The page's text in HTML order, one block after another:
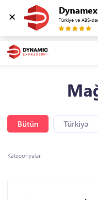
Türkiyə və ABŞ-
Bütün Türkiyə
Kateqoriyalar